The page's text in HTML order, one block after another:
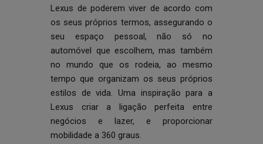
Lexus de poderem viver de acordo com
os seus próprios termos, assegurando o
seu espaço pessoal, não só no
automóvel que escolhem, mas também
no mundo que os rodeia, ao mesmo
tempo que organizam os seus próprios
estilos de vida. Uma inspiração para a
Lexus criar a ligação perfeita entre
negócios e lazer, e proporcionar
mobilidade a 360 graus.